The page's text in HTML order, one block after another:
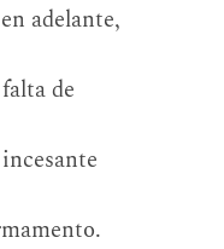
adelante,
de